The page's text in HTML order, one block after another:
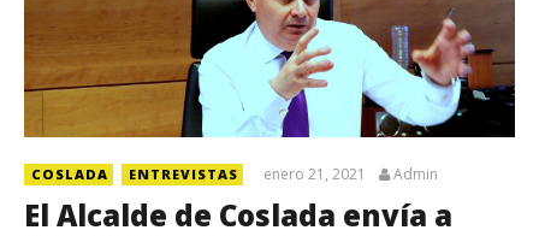
COSLADA ENTREVISTAS enero 21, 2021 Admin
El Alcalde de Coslada envía a